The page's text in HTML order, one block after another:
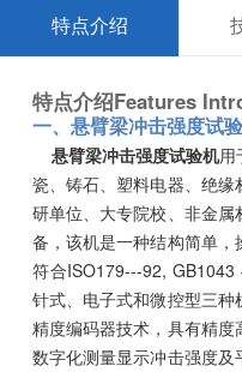
特点介绍
特点介绍Features
一、悬臂梁冲击强度试
悬臂梁冲击强度试验机用
瓷、铸石、塑料电器、绝
研单位、大专院校、非金
备，该机是一种结构简单
符合ISO179---92,
针式、电子式和微控型三种
精度编码器技术，具有精度
数字化测量显示冲击强度